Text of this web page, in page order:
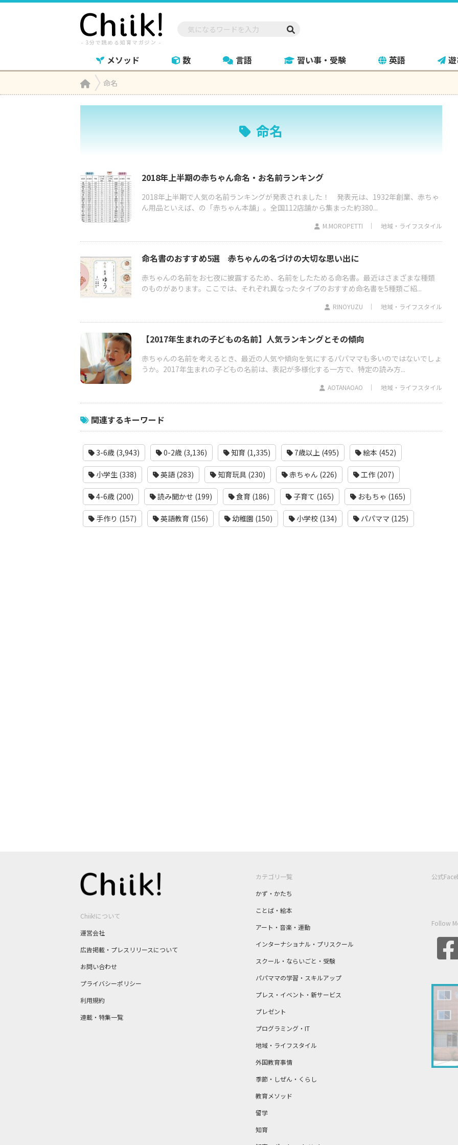
メソッド 数 言語 習い事・受験 英語
Home命名
命名
2018年上半期の赤ちゃん命名・お名前ランキング
2018年上半期で人気の名前ランキングが発表されました！ 発表元は、1932年創業、赤ちゃ
ん用品といえば、の「赤ちゃん本舗」。全国112店舗から集まった約380...
M.MOROPETTI 地域・ライフスタイル
命名書のおすすめ5選 赤ちゃんの名づけの大切な思い出に
赤ちゃんの名前をお七夜に披露するため、名前をしたためる命名書。最近はさまざまな種類
のものがあります。ここでは、それぞれ異なったタイプのおすすめ命名書を5種類ご紹...
RINOYUZU 地域・ライフスタイル
【2017年生まれの子どもの名前】人気ランキングとその傾向
赤ちゃんの名前を考えるとき、最近の人気や傾向を気にするパパママも多いのではないでしょ
うか。2017年生まれの子どもの名前は、表記が多様化する一方で、特定の読み方...
AOTANAOAO 地域・ライフスタイル
関連するキーワード
3-6歳 (3,943) 0-2歳 (3,136) 知育 (1,335) 7歳以上 (495) 絵本 (452)
小学生 (338) 英語 (283) 知育玩具 (230) 赤ちゃん (226) 工作 (207)
4-6歳 (200) 読み聞かせ (199) 食育 (186) 子育て (165) おもちゃ (165)
手作り (157) 英語教育 (156) 幼稚園 (150) 小学校 (134) パパママ (125)
Chiik!について
運営会社
広告掲載・プレスリリースについて
お問い合わせ
プライバシーポリシー
利用規約
連載・特集一覧
カテゴリ一覧
かず・かたち
ことば・絵本
アート・音楽・運動
インターナショナル・プリスクール
スクール・ならいごと・受験
パパママの学習・スキルアップ
プレス・イベント・新サービス
プレゼント
プログラミング・IT
地域・ライフスタイル
外国教育事情
季節・しぜん・くらし
教育メソッド
留学
知育
公式
Follow